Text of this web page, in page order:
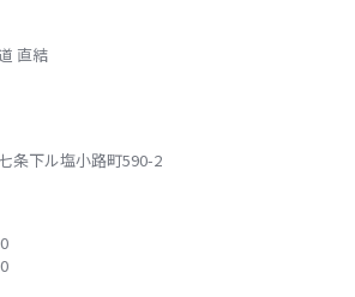
直結
条下ル塩小路町590-2